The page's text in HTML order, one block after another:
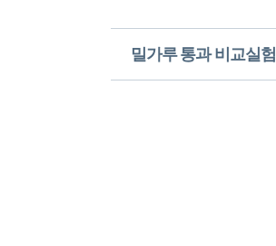
밀가루 통과 비교실험​